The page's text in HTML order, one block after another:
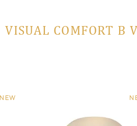
VISUAL COMFORT В
NEW